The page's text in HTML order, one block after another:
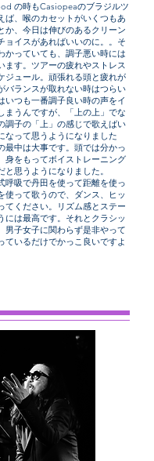
の時もCasiopeaのブラジルツ
ば、喉のカセットがいくつもあ
か、今日は伸びのあるクリーン
ョイスがあればいいのに。。そ
かっていても、調子悪い時には
ます。ツアーの疲れやストレス
ジュール。頑張れる頭と疲れが
バランスが取れない時はつらい
いつも一番調子良い時の声をイ
まうんですが、「上の上」でな
調子の「上」の感じで歌えばい
なって思うようになりました
最中は大事です。頭では分かっ
身をもってボイストレーニング
思うようになりました。
呼吸で丹田を使って距離を使っ
使って歌うので、ダンス、ヒッ
てください。リズム感とステー
には最高です。それとクラシッ
男子女子に関わらず是非やって
ているだけでかっこ良いですよ